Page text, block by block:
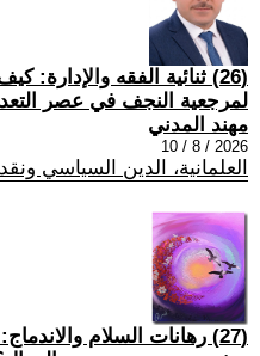
(26) ثنائية الفقه والإدارة:
لمرجعية النجف في عصر
مهند المدني
2026 / 8 / 10
العلمانية، الدين السياسي
(27) رهانات السلام